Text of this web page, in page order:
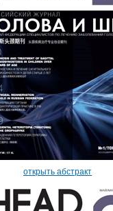
открыть абстракт